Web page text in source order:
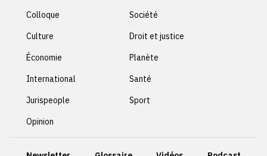
Colloque
Culture
Économie
International
Jurispeople
Opinion
Société
Droit et justice
Planète
Santé
Sport